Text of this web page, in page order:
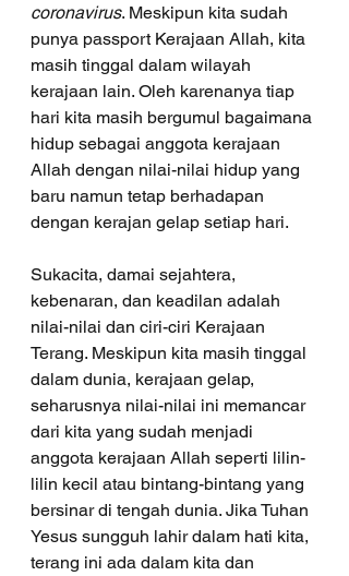
coronavirus. Meskipun kita sudah
punya passport Kerajaan Allah, kita
masih tinggal dalam wilayah
kerajaan lain. Oleh karenanya tiap
hari kita masih bergumul bagaimana
hidup sebagai anggota kerajaan
Allah dengan nilai-nilai hidup yang
baru namun tetap berhadapan
dengan kerajan gelap setiap hari.
Sukacita, damai sejahtera,
kebenaran, dan keadilan adalah
nilai-nilai dan ciri-ciri Kerajaan
Terang. Meskipun kita masih tinggal
dalam dunia, kerajaan gelap,
seharusnya nilai-nilai ini memancar
dari kita yang sudah menjadi
anggota kerajaan Allah seperti lilin-
lilin kecil atau bintang-bintang yang
bersinar di tengah dunia. Jika Tuhan
Yesus sungguh lahir dalam hati kita,
terang ini ada dalam kita dan